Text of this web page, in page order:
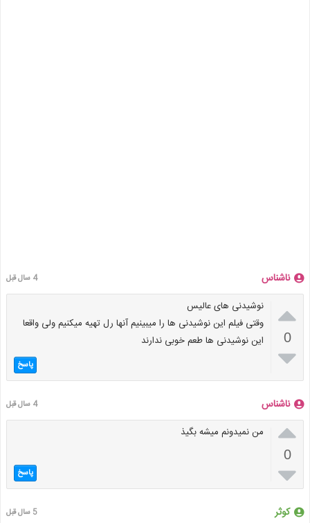
ناشناس 4 سال قبل

0

نوشیدنی های عالیس
وقتی فیلم این نوشیدنی ها را میبینیم آنها رل تهیه میکنیم ولی واقعا
این نوشیدنی ها طعم خوبی ندارند
پاسخ
ناشناس 4 سال قبل

0

من نمیدونم میشه بگیذ
پاسخ
کوثر 5 سال قبل